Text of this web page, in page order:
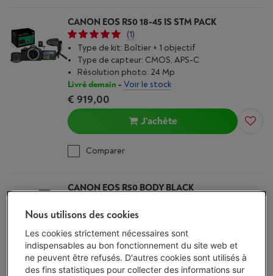
CANON EOS R50 18-45 IS STM PACK
(1)
Type de kit: Boîtier + 1 objectif
Type de capteur: CMOS, APS-C
Résolution photo: 24 Mp
Livré demain - Voir le stock
€ 919,00
J'achète
Comparer
CANON EOS R50 BODY BLACK
Type de kit: Boîtier
Résolution photo: 24.2 Mp
Livré demain -Voir le stock
€ 789,00
Nous utilisons des cookies
Les cookies strictement nécessaires sont
indispensables au bon fonctionnement du site web et
ne peuvent être refusés. D'autres cookies sont utilisés à
des fins statistiques pour collecter des informations sur